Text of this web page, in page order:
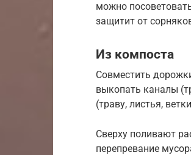
можно
защитит от
Из компоста
Совместить
выкопать каналы
(траву, листья,
Сверху поливают
перепревание